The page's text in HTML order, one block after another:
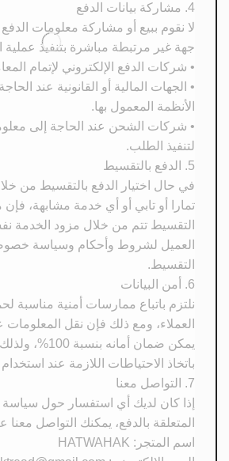
4. مشاركة بيانات الدفع
لا نقوم ببيع أو مشاركة معلومات
جهة غير مرتبطة مباشرة بتنفيذ عملية
• شركات الدفع الإلكتروني لإتمام
• الجهات المالية أو القانونية عند
الأنظمة المعمول بها.
• شركات الشحن عند الحاجة إلى
لتنفيذ الطلب.
5. الدفع بالتقسيط
في حال اختيار الدفع بالتقسيط من
تمارا أو تابي أو أي خدمة مشابهة،
التقسيط تتم من خلال مزود الخدمة
العميل لشروط وأحكام وسياسة
التقسيط.
6. أمن البيانات
نلتزم باتباع ممارسات أمنية مناسبة
العملاء، ومع ذلك فإن نقل المعلومات
يمكن ضمان أمانه
باتخاذ الاحتياطات اللازمة عند استخدام
7. التواصل معنا
إذا كان لديك أي استفسار حول
المتعلقة بالدفع، يمكنك التواصل معنا
اسم المتجر: HATWAHAK